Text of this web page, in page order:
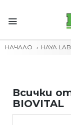
НАЧАЛО HAYA
Всички
BIOVITAL